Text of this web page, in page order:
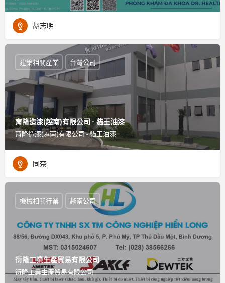
胡志明
育隆造漆(越南)有限公司 - 貓王油漆
育隆造漆(越南)有限公司 - 貓王油漆
建築相關產業 台灣公司
同奈
衍隆工業生產貿易有限公司
衍隆工業生產貿易有限公司
機械相關行業 越南公司